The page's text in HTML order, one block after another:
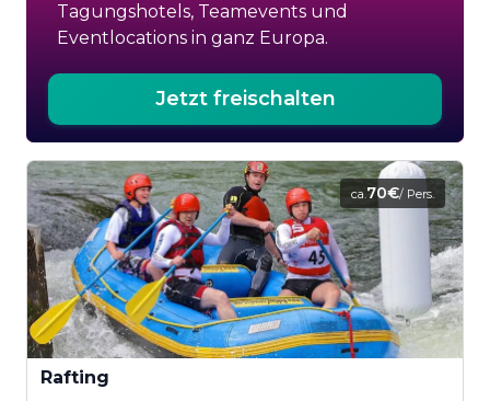
Tagungshotels, Teamevents und
Eventlocations in ganz Europa.
Jetzt freischalten
ca.70€/ Pers.
Rafting